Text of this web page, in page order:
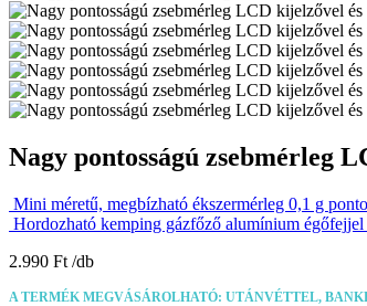
Nagy pontosságú zsebmérleg
Mini méretű, megbízható ékszermérleg 0,1 g
Hordozható kemping gázfőző alumínium
2.990 Ft
A TERMÉK MEGVÁSÁROLHATÓ: UTÁNVÉTTEL,